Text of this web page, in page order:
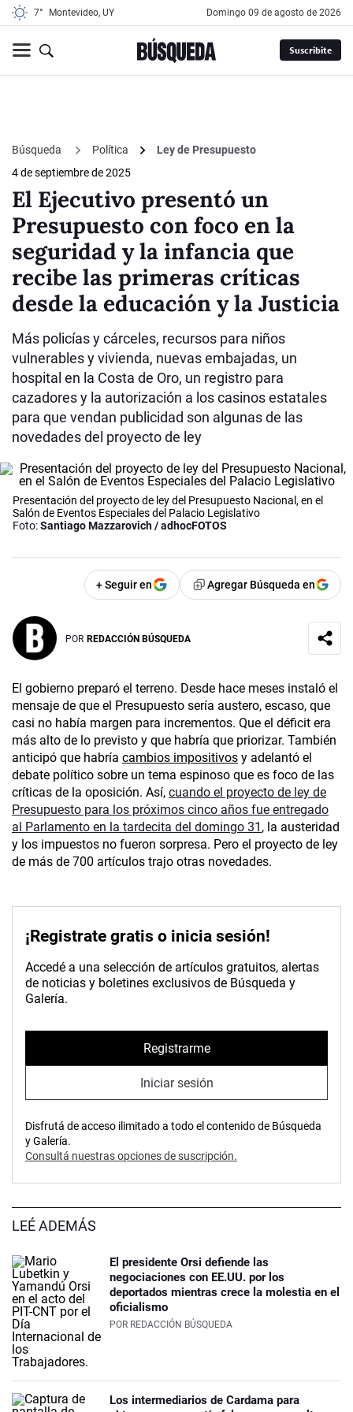
7° Montevideo, UY domingo 09 de agosto de 2026
Suscribite
Búsqueda Política
Ley de Presupuesto
4 de septiembre de 2025
El Ejecutivo presentó un
Presupuesto con foco en la
seguridad y la infancia que
recibe las primeras críticas
desde la educación y la Justicia
Más policías y cárceles, recursos para niños
vulnerables y vivienda, nuevas embajadas, un
hospital en la Costa de Oro, un registro para
cazadores y la autorización a los casinos estatales
para que vendan publicidad son algunas de las
novedades del proyecto de ley
Presentación del proyecto de ley del Presupuesto Nacional, en el
Salón de Eventos Especiales del Palacio Legislativo
Foto:Santiago Mazzarovich / adhocFOTOS
+ Seguir en Agregar Búsqueda en
POR REDACCIÓN BÚSQUEDA
El gobierno preparó el terreno. Desde hace meses instaló el
mensaje de que el Presupuesto sería austero, escaso, que
casi no había margen para incrementos. Que el déficit era
más alto de lo previsto y que habría que priorizar. También
anticipó que habría cambios impositivos y adelantó el
debate político sobre un tema espinoso que es foco de las
críticas de la oposición. Así, cuando el proyecto de ley de
Presupuesto para los próximos cinco años fue entregado
al Parlamento en la tardecita del domingo 31 , la austeridad
y los impuestos no fueron sorpresa. Pero el proyecto de ley
de más de 700 artículos trajo otras novedades.
¡Registrate gratis o inicia sesión!
Accedé a una selección de artículos gratuitos, alertas
de noticias y boletines exclusivos de Búsqueda y
Galería.
Registrarme
Iniciar sesión
Disfrutá de acceso ilimitado a todo el contenido de Búsqueda
y Galería.
Consultá nuestras opciones de suscripción.
LEÉ ADEMÁS
El presidente Orsi defiende las
negociaciones con EE.UU. por los
deportados mientras crece la molestia en el
oficialismo
POR REDACCIÓN BÚSQUEDA
Los intermediarios de Cardama para